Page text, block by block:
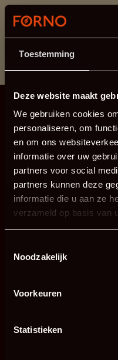
Toestemming
Deze website maakt
We gebruiken cookies
personaliseren, om
en om ons
informatie over uw
partners voor social
partners kunnen deze
informatie die u aan ze
verzameld op basis van
Noodzakelijk
Voorkeuren
Statistieken
Cette section est
Si vous manquez des
appeler au +31 413